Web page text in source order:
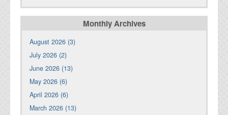
Monthly Archives
August 2026 (3)
July 2026 (2)
June 2026 (13)
May 2026 (6)
April 2026 (6)
March 2026 (13)